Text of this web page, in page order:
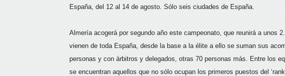
España, del 12 al 14 de agosto. Sólo seis ciudades de España.
Almería acogerá por segundo año este campeonato, que reunirá a unos
vienen de toda España, desde la base a la élite a ello se suman sus
personas y con árbitros y delegados, otras 70 personas más. Entre los
se encuentran aquellos que no sólo ocupan los primeros puestos del